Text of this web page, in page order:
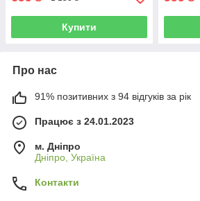
Купити
Про нас
91% позитивних з 94 відгуків за рік
Працює з 24.01.2023
м. Дніпро
Дніпро, Україна
Контакти